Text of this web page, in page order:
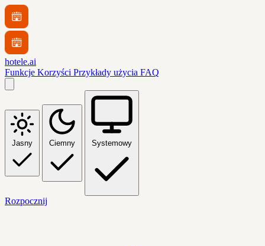
hotele.ai
Funkcje Korzyści Przykłady użycia FAQ
Jasny Ciemny Systemowy
Rozpocznij